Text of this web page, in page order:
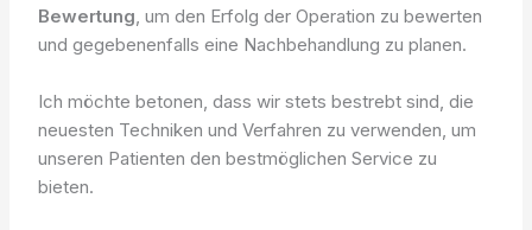
Bewertung , um den Erfolg der Operation zu bewerten
und gegebenenfalls eine Nachbehandlung zu planen.
Ich möchte betonen, dass wir stets bestrebt sind, die
neuesten Techniken und Verfahren zu verwenden, um
unseren Patienten den bestmöglichen Service zu
bieten.